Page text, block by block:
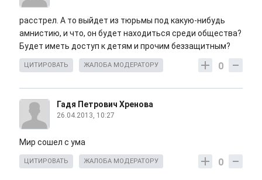
расстрел. А то выйдет из тюрьмы под какую-нибудь
амнистию, и что, он будет находиться среди общества?
Будет иметь доступ к детям и прочим беззащитным?
0
ЦИТИРОВАТЬ ЖАЛОБА МОДЕРАТОРУ
Гадя Петрович Хренова
26.04.2013, 10:27
Мир сошел с ума
0
ЦИТИРОВАТЬ ЖАЛОБА МОДЕРАТОРУ